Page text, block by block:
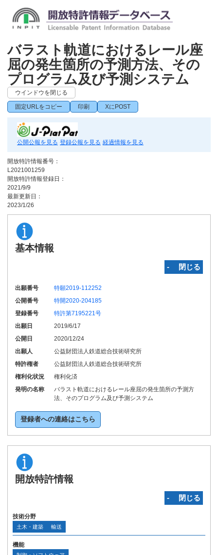
バラスト軌道におけるレール座
屈の発生箇所の予測方法、その
プログラム及び予測システム
ウインドウを閉じる
固定URLをコピー 印刷 XにPOST
公開公報を見る 登録公報を見る 経過情報を見る
開放特許情報番号：
L2021001259
開放特許情報登録日：
2021/9/9
最新更新日：
2023/1/26
基本情報
‐ 閉じる
出願番号
特願2019-112252
公開番号
特開2020-204185
登録番号
特許第7195221号
出願日
2019/6/17
公開日
2020/12/24
出願人
公益財団法人鉄道総合技術研究所
特許権者
公益財団法人鉄道総合技術研究所
権利化状況
権利化済
発明の名称
バラスト軌道におけるレール座屈の発生箇所の予測方
法、そのプログラム及び予測システム
登録者への連絡はこちら
開放特許情報
‐ 閉じる
技術分野
土木・建築 輸送
機能